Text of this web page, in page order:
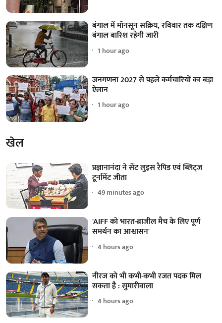
बंगाल में मॉनसून सक्रिय, रविवार तक दक्षिण
बंगाल बारिश रहेगी जारी
1 hour ago
जनगणना 2027 से पहले कर्मचारियों का बड़ा
ऐलान
1 hour ago
खेल
प्रज्ञानानंदा ने सेंट लुइस रैपिड एवं ब्लिट्ज
टूर्नामेंट जीता
49 minutes ago
'AIFF को भारत-ब्राजील मैच के लिए पूर्ण
समर्थन का आश्वासन'
4 hours ago
नीरज को भी कभी-कभी रजत पदक मिल
सकता है : सुमारीवाला
4 hours ago